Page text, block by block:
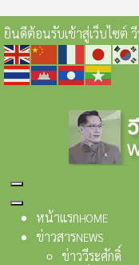
ยินดีต้อนรับเข้าสู่เว็บไซต์
หน้าแรกHOME
ข่าวสารNEWS
ข่าววีระศักดิ์